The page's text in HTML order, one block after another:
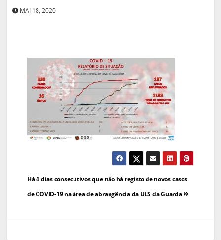
MAI 18, 2020
Navegação
de
Há 4 dias consecutivos que não há registo de novos casos
de COVID-19 na área de abrangência da ULS da Guarda